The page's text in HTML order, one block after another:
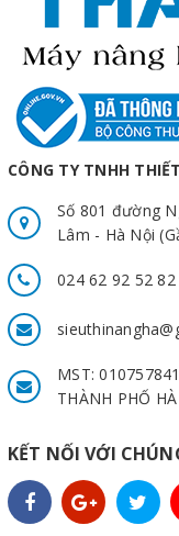
CÔNG TY TNHH
Số 801 đường
Lâm - Hà Nội
024 62 92 52
MST:
THÀNH PHỐ
KẾT NỐI VỚI